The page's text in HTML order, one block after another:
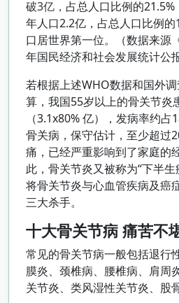
破3亿， 占总人口比例的
年人口2.2亿，占总人口比例
口居世界第一位。（数据来源
年国民经济和社会发展统计公
若根据上述WHO数据和国外
算，我国55岁以上的骨关节炎
（3.1x80% 亿），发病率约
骨关病，保守估计，至少超过
痛，已经严重影响到了家庭的
此，骨关节炎又被称为“下半
将骨关节炎与心血管疾病及癌
三大杀手。
十大骨关节病 痛苦不
常见的骨关节病一般包括退行
膜炎、颈椎病、腰椎病、肩周
关节炎、类风湿性关节炎、股